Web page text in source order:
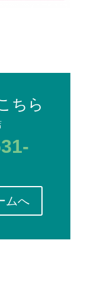
ちら
ムへ